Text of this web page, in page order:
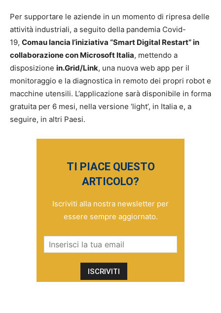
Per supportare le aziende in un momento di ripresa delle
attività industriali, a seguito della pandemia Covid-
19, Comau lancia l’iniziativa “Smart Digital Restart” in
collaborazione con Microsoft Italia, mettendo a
disposizione in.Grid/Link, una nuova web app per il
monitoraggio e la diagnostica in remoto dei propri robot e
macchine utensili. L’applicazione sarà disponibile in forma
gratuita per 6 mesi, nella versione ‘light’, in Italia e, a
seguire, in altri Paesi.
TI PIACE QUESTO
ARTICOLO?
Iscriviti alla nostra newsletter per
essere sempre aggiornato.